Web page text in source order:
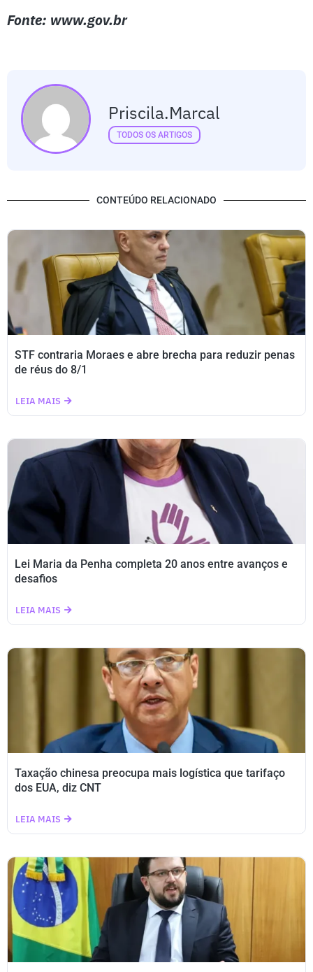
Fonte: www.gov.br
Priscila.marcal
TODOS OS ARTIGOS
CONTEÚDO RELACIONADO
STF contraria Moraes e abre brecha para reduzir penas
de réus do 8/1
LEIA MAIS
Lei Maria da Penha completa 20 anos entre avanços e
desafios
LEIA MAIS
Taxação chinesa preocupa mais logística que tarifaço
dos EUA, diz CNT
LEIA MAIS